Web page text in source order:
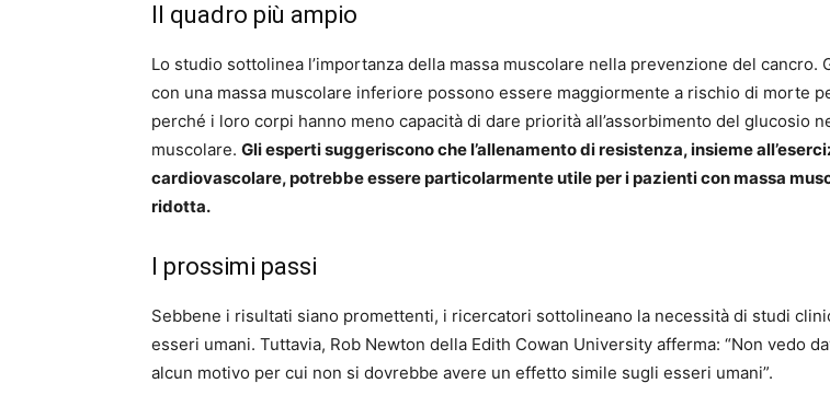
Il quadro più ampio
Lo studio sottolinea l’importanza della massa muscolare nella prevenzione del cancro.
con una massa muscolare inferiore possono essere maggiormente a rischio di morte
perché i loro corpi hanno meno capacità di dare priorità all’assorbimento del glucosio
muscolare. Gli esperti suggeriscono che l’allenamento di resistenza, insieme
cardiovascolare, potrebbe essere particolarmente utile per i pazienti con massa
ridotta.
I prossimi passi
Sebbene i risultati siano promettenti, i ricercatori sottolineano la necessità di studi
esseri umani. Tuttavia, Rob Newton della Edith Cowan University afferma: “Non vedo
alcun motivo per cui non si dovrebbe avere un effetto simile sugli esseri umani”.